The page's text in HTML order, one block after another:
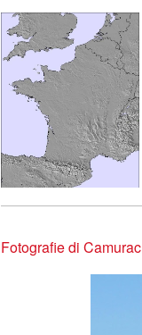
Fotografie di Camurac